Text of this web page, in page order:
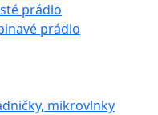
prádlo
prádlo
mikrovlnky